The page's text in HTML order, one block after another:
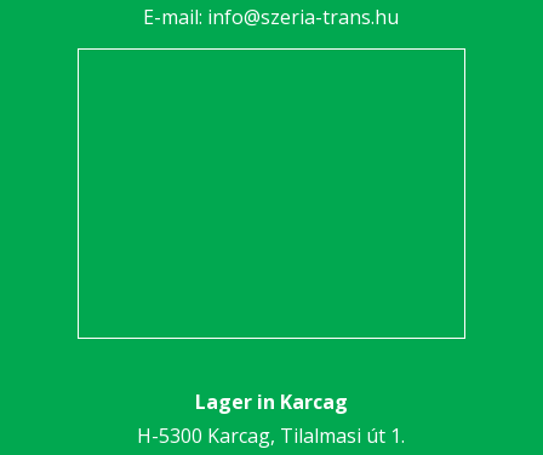
E-mail: info@szeria-trans.hu
Lager in Karcag
H-5300 Karcag, Tilalmasi út 1.